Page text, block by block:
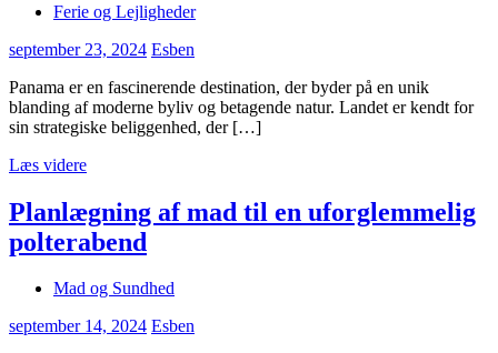
Ferie og Lejligheder
september 23, 2024 Esben
Panama er en fascinerende destination, der byder på en unik
blanding af moderne byliv og betagende natur. Landet er kendt for
sin strategiske beliggenhed, der […]
Læs videre
Planlægning af mad til en uforglemmelig
polterabend
Mad og Sundhed
september 14, 2024 Esben